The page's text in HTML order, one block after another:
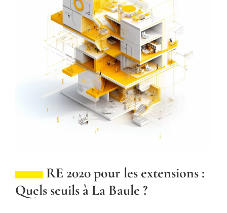
RE 2020 pour les extensions :
Quels seuils à La Baule ?